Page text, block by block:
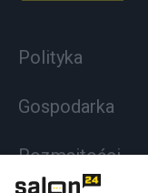
Polityka
Gospodarka
Rozmaitości